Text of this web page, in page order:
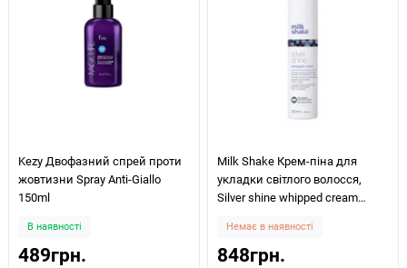
Kezy Двофазний спрей проти
жовтизни Spray Anti-Giallo
150ml
В наявності
489грн.
Milk Shake Крем-піна для
укладки світлого волосся,
Silver shine whipped cream
Немає в наявності
848грн.